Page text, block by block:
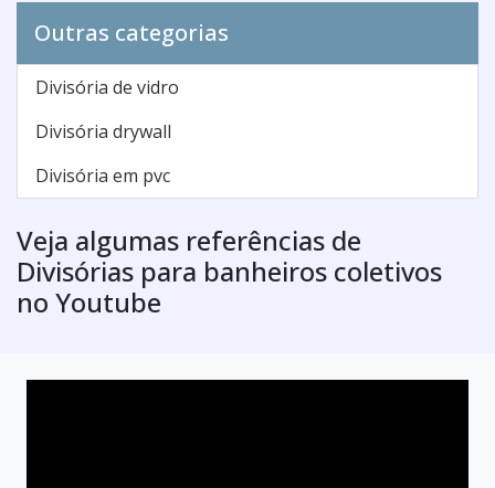
Outras categorias
Divisória de vidro
Divisória drywall
Divisória em pvc
Veja algumas referências de
Divisórias para banheiros coletivos
no Youtube